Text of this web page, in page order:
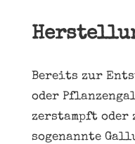
Bereits zur
oder
zerstampft oder
sogenannte